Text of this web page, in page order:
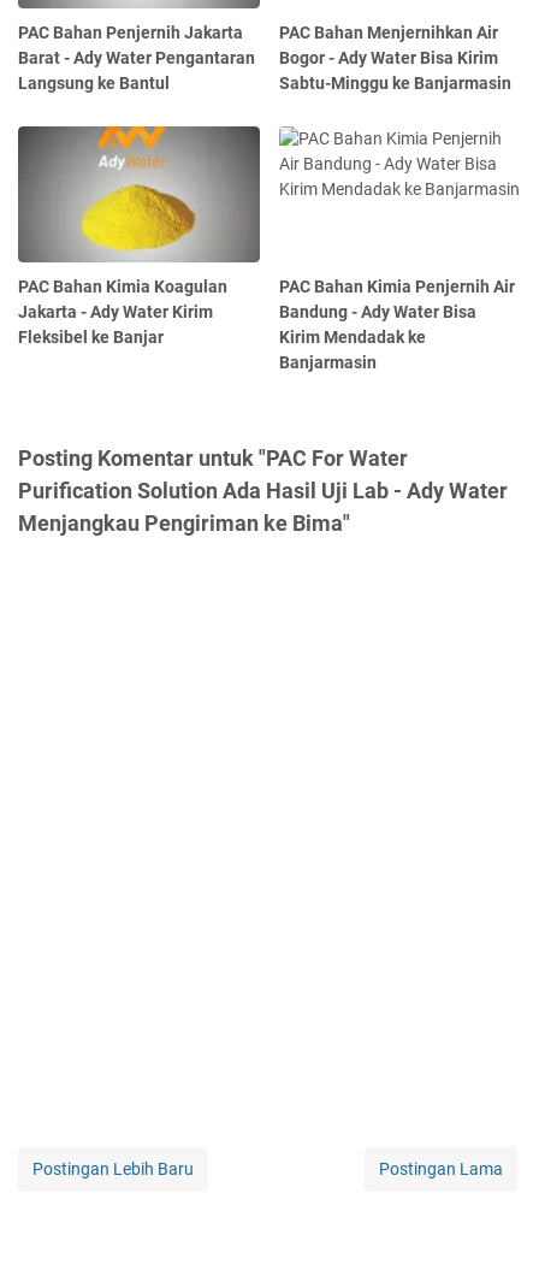
PAC Bahan Penjernih Jakarta
Barat - Ady Water Pengantaran
Langsung ke Bantul
PAC Bahan Menjernihkan Air
Bogor - Ady Water Bisa Kirim
Sabtu-Minggu ke Banjarmasin
PAC Bahan Kimia Koagulan
Jakarta - Ady Water Kirim
Fleksibel ke Banjar
PAC Bahan Kimia Penjernih Air
Bandung - Ady Water Bisa
Kirim Mendadak ke
Banjarmasin
Posting Komentar untuk "PAC For Water
Purification Solution Ada Hasil Uji Lab - Ady Water
Menjangkau Pengiriman ke Bima"
Postingan Lebih Baru Postingan Lama